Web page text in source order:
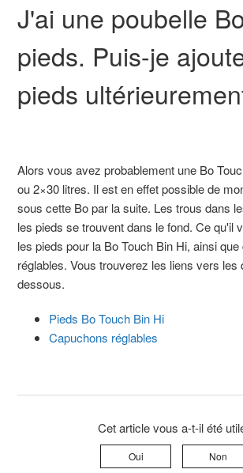
J'ai une poubelle
pieds. Puis-je
pieds
Alors vous avez probablement une Bo
ou 2×30 litres. Il est en effet possible de
sous cette Bo par la suite. Les trous dans
les pieds se trouvent dans le fond. Ce qu'il
les pieds pour la Bo Touch Bin Hi, ainsi
réglables. Vous trouverez les liens vers les
dessous.
Pieds Bo Touch Bin Hi
Capuchons réglables
Cet article vous a-t-il été
Oui Non